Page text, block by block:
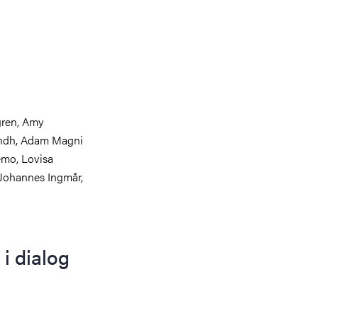
Amy
Adam Magni
Lovisa
Ingmår,
dialog